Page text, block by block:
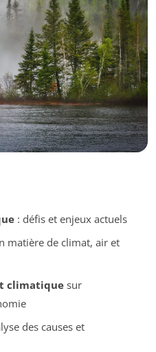
: défis et enjeux actuels
matière de climat, air et
climatiquesur
des causes et